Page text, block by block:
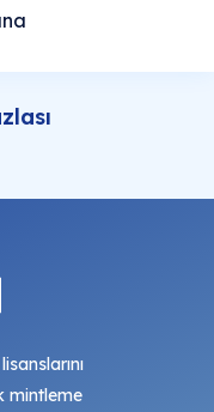
mintleme